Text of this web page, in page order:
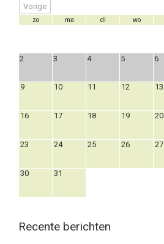
Vorige
zo ma di wo
2 3 4 5 6
9 10 11 12 13
16 17 18 19 20
23 24 25 26 27
30 31
Recente berichten